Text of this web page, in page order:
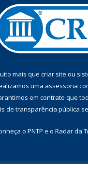
mais que criar site ou
uma assessoria
em contrato que
de transparência pública
o PNTP e o Radar da